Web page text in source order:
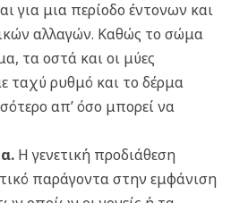
για μια περίοδο έντονων και
αλλαγών. Καθώς το σώμα
τα οστά και οι μύες
ταχύ ρυθμό και το δέρμα
απ’ όσο μπορεί να
Η γενετική προδιάθεση
παράγοντα στην εμφάνιση